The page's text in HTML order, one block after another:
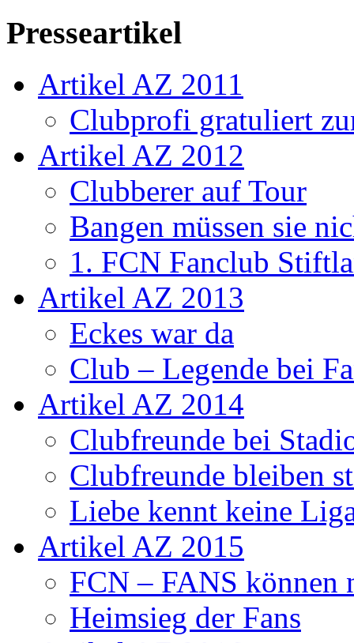
Presseartikel
Artikel AZ 2011
Clubprofi gratuliert
Artikel AZ 2012
Clubberer auf Tour
Bangen müssen sie
1. FCN Fanclub
Artikel AZ 2013
Eckes war da
Club – Legende bei
Artikel AZ 2014
Clubfreunde bei
Clubfreunde bleiben
Liebe kennt keine
Artikel AZ 2015
FCN – FANS können
Heimsieg der Fans